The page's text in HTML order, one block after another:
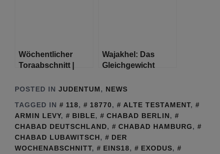
Wöchentlicher
Toraabschnitt |
25:1–27:19 )
Wajakhel: Das
Gleichgewicht
POSTED IN JUDENTUM, NEWS
TAGGED IN
118, 18770, ALTE TESTAMENT,
ARMIN LEVY, BIBLE, CHABAD BERLIN,
CHABAD DEUTSCHLAND, CHABAD HAMBURG,
CHABAD LUBAWITSCH,
DER
WOCHENABSCHNITT, EINS18, EXODUS,